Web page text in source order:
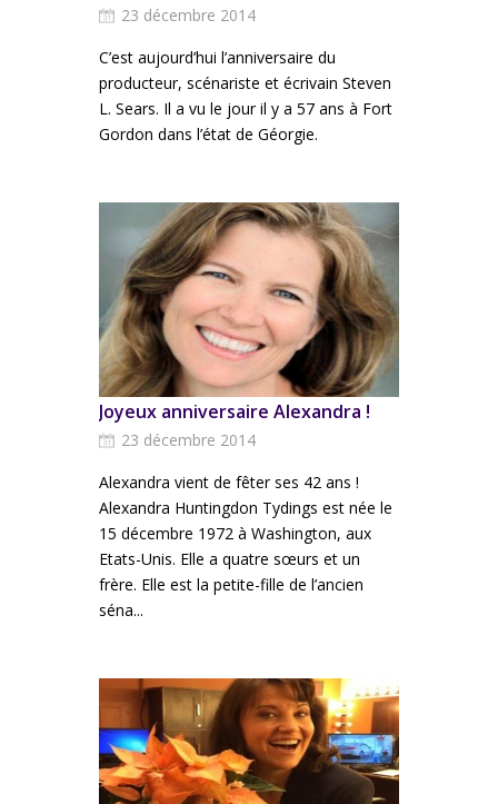
23 décembre 2014
C’est aujourd’hui l’anniversaire du
producteur, scénariste et écrivain Steven
L. Sears. Il a vu le jour il y a 57 ans à Fort
Gordon dans l’état de Géorgie.
Joyeux anniversaire Alexandra !
23 décembre 2014
Alexandra vient de fêter ses 42 ans !
Alexandra Huntingdon Tydings est née le
15 décembre 1972 à Washington, aux
Etats-Unis. Elle a quatre sœurs et un
frère. Elle est la petite-fille de l’ancien
séna...